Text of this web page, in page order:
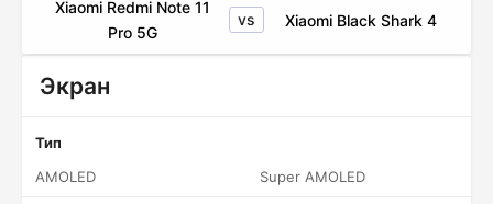
Xiaomi Redmi Note 11
Pro 5G
vs Xiaomi Black Shark 4
Экран
Тип
AMOLED
Super AMOLED